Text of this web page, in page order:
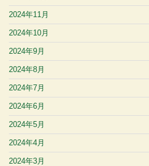
2024年11月
2024年10月
2024年9月
2024年8月
2024年7月
2024年6月
2024年5月
2024年4月
2024年3月